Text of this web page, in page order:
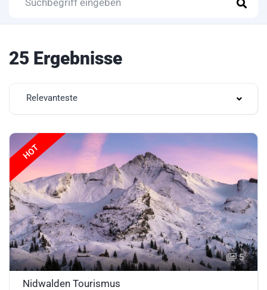
25 Ergebnisse
Relevanteste
HOT
5
Nidwalden Tourismus